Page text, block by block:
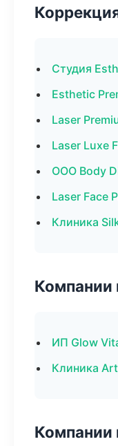
Студия
Esthetic
Laser
Laser Luxe
ООО Body
Laser Face
Клиника
Компании
ИП Glow
Клиника
Компании